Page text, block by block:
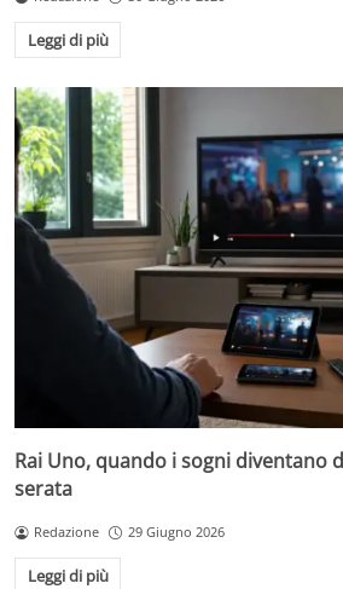
Leggi di più
Rai Uno, quando i sogni diventano
serata
Redazione 29 Giugno 2026
Leggi di più